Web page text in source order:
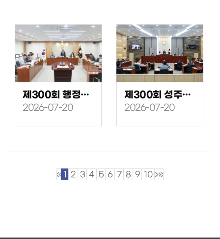
제300회 행정사무감사특별위원회, 예산결산특별위원회 회의
2026-07-20
제300회 성주군의회(임시회) 제1차 본회의
2026-07-20
1 2 3 4 5 6 7 8 9 10